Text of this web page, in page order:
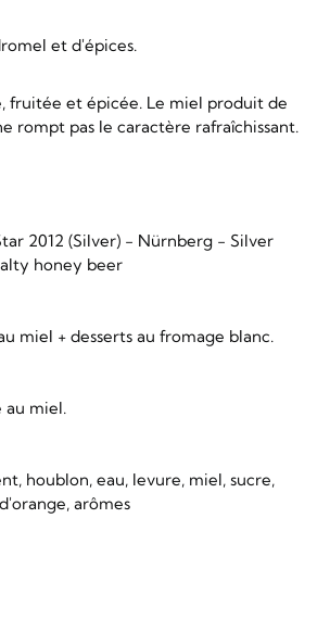
et d'épices.
fruitée et épicée. Le miel produit de
rompt pas le caractère rafraîchissant.
2012 (Silver) - Nürnberg - Silver
honey beer
miel + desserts au fromage blanc.
au miel.
houblon, eau, levure, miel, sucre,
arômes